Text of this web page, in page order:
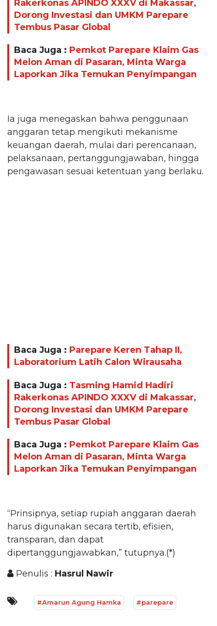
Rakerkonas APINDO XXXV di Makassar,
Dorong Investasi dan UMKM Parepare
Tembus Pasar Global
Baca Juga : Pemkot Parepare Klaim Gas
Melon Aman di Pasaran, Minta Warga
Laporkan Jika Temukan Penyimpangan
Ia juga menegaskan bahwa penggunaan
anggaran tetap mengikuti mekanisme
keuangan daerah, mulai dari perencanaan,
pelaksanaan, pertanggungjawaban, hingga
pengawasan sesuai ketentuan yang berlaku.
Baca Juga : Parepare Keren Tahap II,
Laboratorium Latih Calon Wirausaha
Baca Juga : Tasming Hamid Hadiri
Rakerkonas APINDO XXXV di Makassar,
Dorong Investasi dan UMKM Parepare
Tembus Pasar Global
Baca Juga : Pemkot Parepare Klaim Gas
Melon Aman di Pasaran, Minta Warga
Laporkan Jika Temukan Penyimpangan
“Prinsipnya, setiap rupiah anggaran daerah
harus digunakan secara tertib, efisien,
transparan, dan dapat
dipertanggungjawabkan,” tutupnya.(*)
Penulis : Hasrul Nawir
#Amarun Agung Hamka #parepare